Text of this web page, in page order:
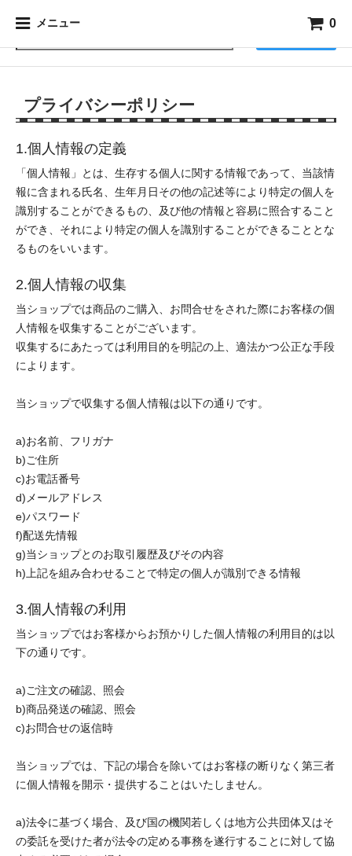
メニュー 0
プライバシーポリシー
1.個人情報の定義
「個人情報」とは、生存する個人に関する情報であって、当該情
報に含まれる氏名、生年月日その他の記述等により特定の個人を
識別することができるもの、及び他の情報と容易に照合すること
ができ、それにより特定の個人を識別することができることとな
るものをいいます。
2.個人情報の収集
当ショップでは商品のご購入、お問合せをされた際にお客様の個
人情報を収集することがございます。
収集するにあたっては利用目的を明記の上、適法かつ公正な手段
によります。
当ショップで収集する個人情報は以下の通りです。
a)お名前、フリガナ
b)ご住所
c)お電話番号
d)メールアドレス
e)パスワード
f)配送先情報
g)当ショップとのお取引履歴及びその内容
h)上記を組み合わせることで特定の個人が識別できる情報
3.個人情報の利用
当ショップではお客様からお預かりした個人情報の利用目的は以
下の通りです。
a)ご注文の確認、照会
b)商品発送の確認、照会
c)お問合せの返信時
当ショップでは、下記の場合を除いてはお客様の断りなく第三者
に個人情報を開示・提供することはいたしません。
a)法令に基づく場合、及び国の機関若しくは地方公共団体又はそ
の委託を受けた者が法令の定める事務を遂行することに対して協